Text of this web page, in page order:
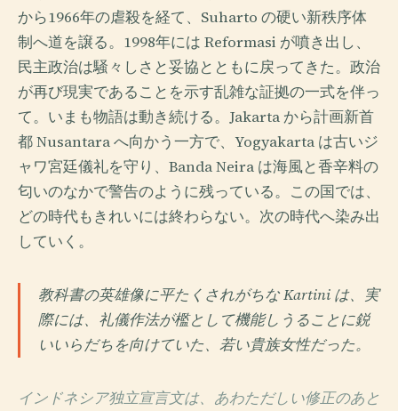
から1966年の虐殺を経て、Suharto の硬い新秩序体
制へ道を譲る。1998年には Reformasi が噴き出し、
民主政治は騒々しさと妥協とともに戻ってきた。政治
が再び現実であることを示す乱雑な証拠の一式を伴っ
て。いまも物語は動き続ける。Jakarta から計画新首
都 Nusantara へ向かう一方で、Yogyakarta は古いジ
ャワ宮廷儀礼を守り、Banda Neira は海風と香辛料の
匂いのなかで警告のように残っている。この国では、
どの時代もきれいには終わらない。次の時代へ染み出
していく。
教科書の英雄像に平たくされがちな Kartini は、実
際には、礼儀作法が檻として機能しうることに鋭
いいらだちを向けていた、若い貴族女性だった。
インドネシア独立宣言文は、あわただしい修正のあと